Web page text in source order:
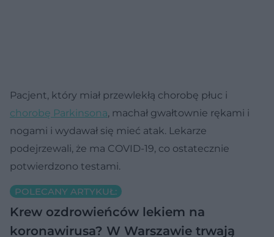
Pacjent, który miał przewlekłą chorobę płuc i
chorobę Parkinsona, machał gwałtownie rękami i
nogami i wydawał się mieć atak. Lekarze
podejrzewali, że ma COVID-19, co ostatecznie
potwierdzono testami.
POLECANY ARTYKUŁ:
Krew ozdrowieńców lekiem na
koronawirusa? W Warszawie trwają